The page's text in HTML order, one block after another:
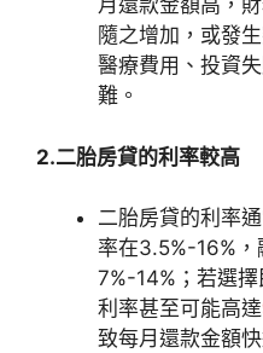
月還款金額高，
隨之增加，或發
醫療費用、投資
難。
2.二胎房貸的利率較高
二胎房貸的利率
率在3.5%-16%，
7%-14%；若選
利率甚至可能高達
致每月還款金額